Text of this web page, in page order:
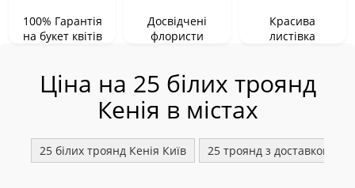
100% Гарантія
на букет квітів
Досвідчені
флористи
Красива
листівка
Ціна на 25 білих троянд
Кенія в містах
25 білих троянд Кенія Київ 25 троянд з доставкою